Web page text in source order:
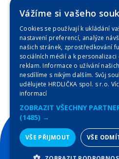
Copyright © 2023
geodézie v
Vážíme si vašeho
Cookies se používají k ukládání
nastavení preferencí, analýze
našich stránek, zprostředkování
sociálních médií a k personalizaci
reklam. Informace o užívání
nesdílíme s nikým dalším. Svůj
udělujete HRDLIČKA spol. s r.o.
informací
ZOBRAZIT VŠECHNY
(1485) →
VŠE PŘIJMOUT VŠE